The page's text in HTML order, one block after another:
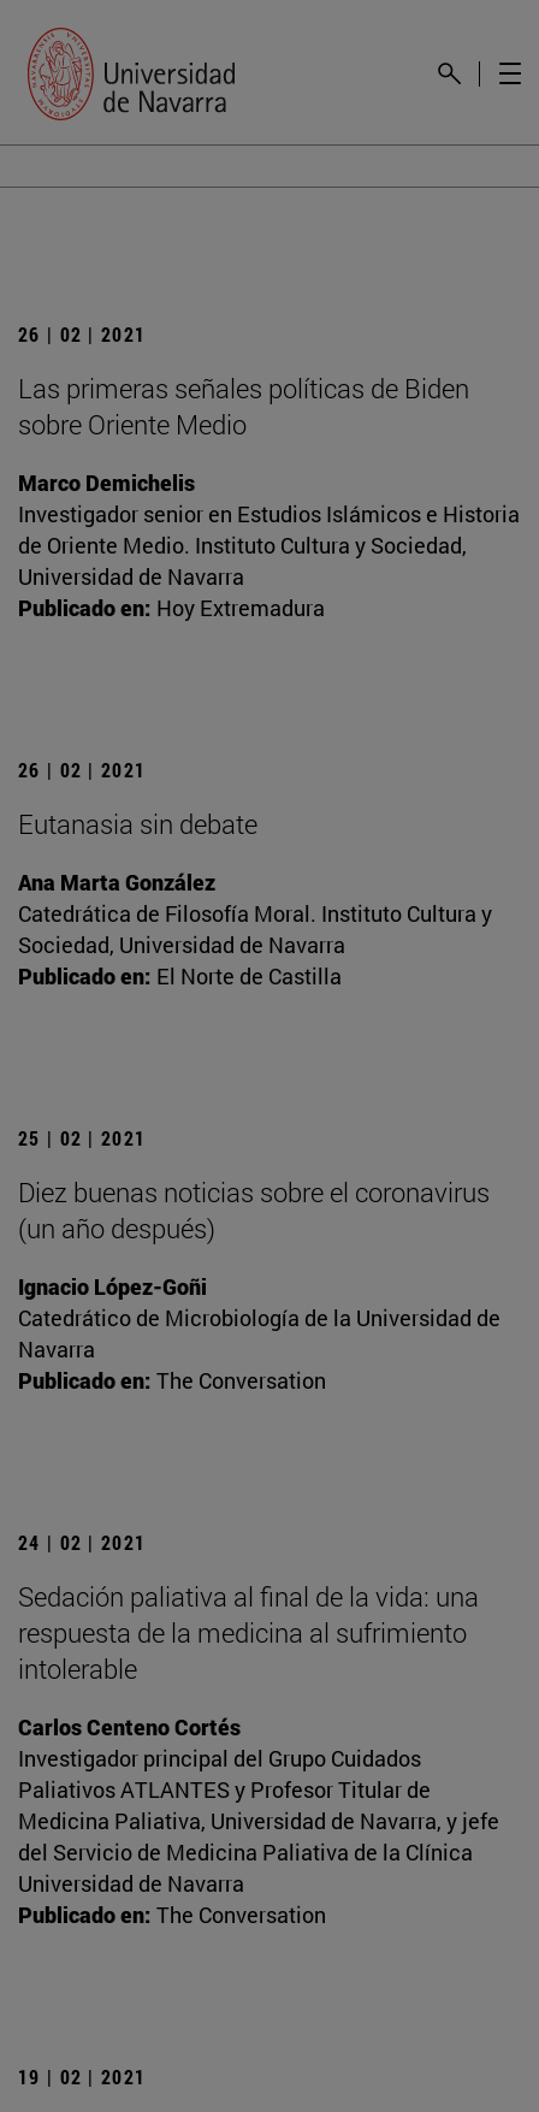
26 | 02 | 2021
Las primeras señales políticas de Biden
sobre Oriente Medio
Marco Demichelis
Investigador senior en Estudios Islámicos e Historia
de Oriente Medio. Instituto Cultura y Sociedad,
Universidad de Navarra
Publicado en: Hoy Extremadura
26 | 02 | 2021
Eutanasia sin debate
Ana Marta González
Catedrática de Filosofía Moral. Instituto Cultura y
Sociedad, Universidad de Navarra
Publicado en: El Norte de Castilla
25 | 02 | 2021
Diez buenas noticias sobre el coronavirus
(un año después)
Ignacio López-Goñi
Catedrático de Microbiología de la Universidad de
Navarra
Publicado en: The Conversation
24 | 02 | 2021
Sedación paliativa al final de la vida: una
respuesta de la medicina al sufrimiento
intolerable
Carlos Centeno Cortés
Investigador principal del Grupo Cuidados
Paliativos ATLANTES y Profesor Titular de
Medicina Paliativa, Universidad de Navarra, y jefe
del Servicio de Medicina Paliativa de la Clínica
Universidad de Navarra
Publicado en: The Conversation
19 | 02 | 2021